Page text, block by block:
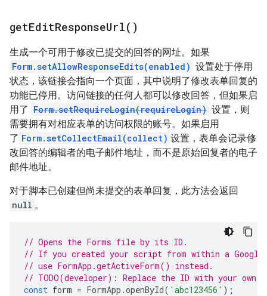
getEditResponseUrl( )
生成一个可用于修改已提交的回答的网址。如果
Form.setAllowResponseEdits(enabled) 设置处于停用
状态，该链接会指向一个页面，其中说明了修改表单回复的
功能已停用。访问链接的任何人都可以修改回答，但如果启
用了 Form.setRequireLogin(requireLogin) 设置，则
需要拥有对相应表单的访问权限的账号。如果启用
了 Form.setCollectEmail(collect) 设置，表单会记录修
改回答的编辑者的电子邮件地址，而不是原始回复者的电子
邮件地址。
对于脚本已创建但尚未提交的表单回复，此方法会返回
null 。
// Opens the Forms file by its ID.
// If you created your script from within a Google
// use FormApp.getActiveForm() instead.
// TODO(developer): Replace the ID with your own.
const form = FormApp .openById( 'abc123456' );